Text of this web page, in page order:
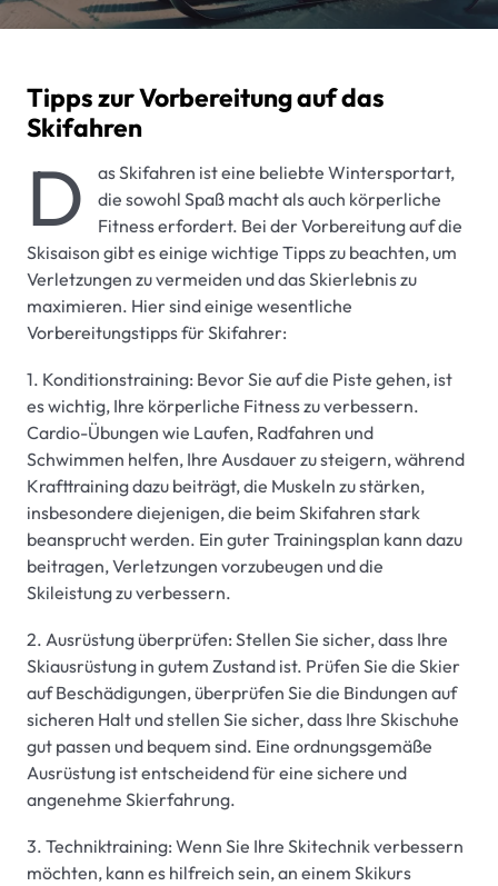
Tipps zur Vorbereitung auf das
Skifahren
D
as Skifahren ist eine beliebte Wintersportart,
die sowohl Spaß macht als auch körperliche
Fitness erfordert. Bei der Vorbereitung auf die
Skisaison gibt es einige wichtige Tipps zu beachten, um
Verletzungen zu vermeiden und das Skierlebnis zu
maximieren. Hier sind einige wesentliche
Vorbereitungstipps für Skifahrer:
1. Konditionstraining: Bevor Sie auf die Piste gehen, ist
es wichtig, Ihre körperliche Fitness zu verbessern.
Cardio-Übungen wie Laufen, Radfahren und
Schwimmen helfen, Ihre Ausdauer zu steigern, während
Krafttraining dazu beiträgt, die Muskeln zu stärken,
insbesondere diejenigen, die beim Skifahren stark
beansprucht werden. Ein guter Trainingsplan kann dazu
beitragen, Verletzungen vorzubeugen und die
Skileistung zu verbessern.
2. Ausrüstung überprüfen: Stellen Sie sicher, dass Ihre
Skiausrüstung in gutem Zustand ist. Prüfen Sie die Skier
auf Beschädigungen, überprüfen Sie die Bindungen auf
sicheren Halt und stellen Sie sicher, dass Ihre Skischuhe
gut passen und bequem sind. Eine ordnungsgemäße
Ausrüstung ist entscheidend für eine sichere und
angenehme Skierfahrung.
3. Techniktraining: Wenn Sie Ihre Skitechnik verbessern
möchten, kann es hilfreich sein, an einem Skikurs